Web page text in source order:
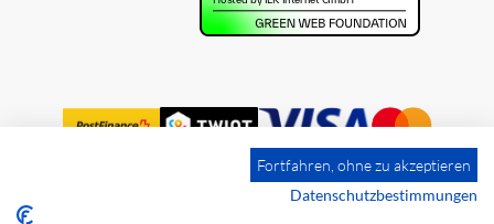
Fortfahren, ohne zu akzeptieren
Datenschutzbestimmungen